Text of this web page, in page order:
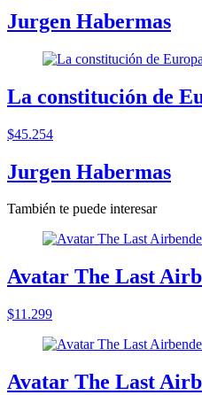
Jurgen Habermas
La constitución de
$45.254
Jurgen Habermas
También te puede interesar
Avatar The Last
$11.299
Avatar The Last